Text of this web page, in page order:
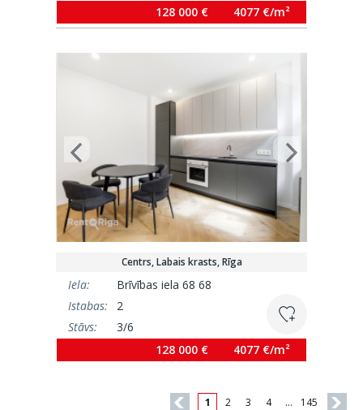
128 000 € 4077 €/m²
Centrs, Labais krasts, Rīga
Iela:
Brīvības iela 68 68
Istabas:
2
Stāvs:
3/6
128 000 € 4077 €/m²
1 2 3 4 … 145